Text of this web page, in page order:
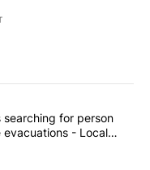
articles in the last
deputies searching
for person
evacuations - Local